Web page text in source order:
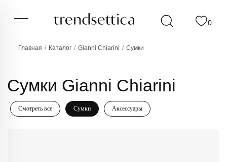
Главная / Каталог / Gianni Chiarini / Сумки
Смотреть все Сумки Аксессуары